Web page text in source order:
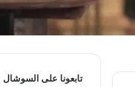
تابعونا على السوشال